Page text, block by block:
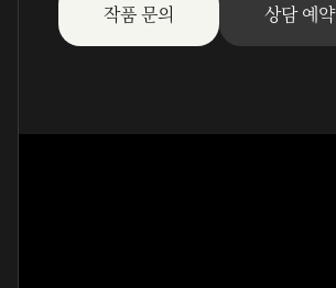
작품 문의 상담 예약